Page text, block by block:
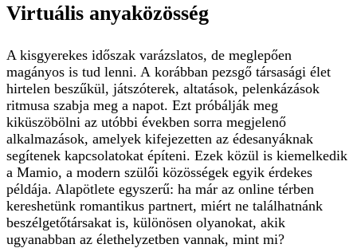
Virtuális anyaközösség
A kisgyerekes időszak varázslatos, de meglepően
magányos is tud lenni. A korábban pezsgő társasági élet
hirtelen beszűkül, játszóterek, altatások, pelenkázások
ritmusa szabja meg a napot. Ezt próbálják meg
kiküszöbölni az utóbbi években sorra megjelenő
alkalmazások, amelyek kifejezetten az édesanyáknak
segítenek kapcsolatokat építeni. Ezek közül is kiemelkedik
a Mamio, a modern szülői közösségek egyik érdekes
példája. Alapötlete egyszerű: ha már az online térben
kereshetünk romantikus partnert, miért ne találhatnánk
beszélgetőtársakat is, különösen olyanokat, akik
ugyanabban az élethelyzetben vannak, mint mi?